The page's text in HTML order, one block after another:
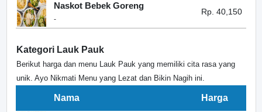
Naskot Bebek Goreng
-
Rp. 40,150
Kategori Lauk Pauk
Berikut harga dan menu Lauk Pauk yang memiliki cita rasa yang
unik. Ayo Nikmati Menu yang Lezat dan Bikin Nagih ini.
Nama Harga